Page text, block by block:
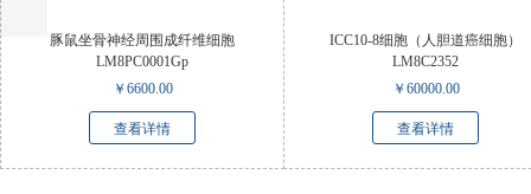
豚鼠坐骨神经周围成纤维细胞
LM8PC0001Gp
￥ 6600.00
查看详情
ICC10-8细胞（人胆道癌细胞）
LM8C2352
￥ 60000.00
查看详情